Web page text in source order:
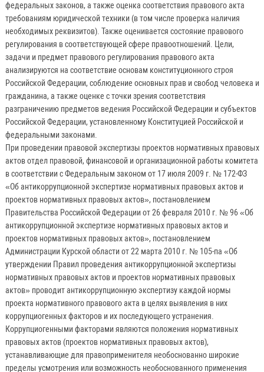
федеральных законов, а также оценка соответствия правового акта
требованиям юридической техники (в том числе проверка наличия
необходимых реквизитов). Также оценивается состояние правового
регулирования в соответствующей сфере правоотношений. Цели,
задачи и предмет правового регулирования правового акта
анализируются на соответствие основам конституционного строя
Российской Федерации, соблюдение основных прав и свобод человека и
гражданина, а также оценке с точки зрения соответствия
разграничению предметов ведения Российской Федерации и субъектов
Российской Федерации, установленному Конституцией Российской и
федеральными законами.
При проведении правовой экспертизы проектов нормативных правовых
актов отдел правовой, финансовой и организационной работы комитета
в соответствии с Федеральным законом от 17 июля 2009 г. № 172-ФЗ
«Об антикоррупционной экспертизе нормативных правовых актов и
проектов нормативных правовых актов», постановлением
Правительства Российской Федерации от 26 февраля 2010 г. № 96 «Об
антикоррупционной экспертизе нормативных правовых актов и
проектов нормативных правовых актов», постановлением
Администрации Курской области от 22 марта 2010 г. № 105-па «Об
утверждении Правил проведения антикоррупционной экспертизы
нормативных правовых актов и проектов нормативных правовых
актов» проводит антикоррупционную экспертизу каждой нормы
проекта нормативного правового акта в целях выявления в них
коррупциогенных факторов и их последующего устранения.
Коррупциогенными факторами являются положения нормативных
правовых актов (проектов нормативных правовых актов),
устанавливающие для правоприменителя необоснованно широкие
пределы усмотрения или возможность необоснованного применения